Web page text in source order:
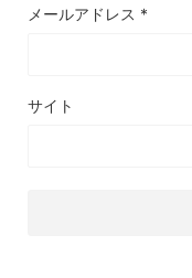
メールアドレス *
サイト